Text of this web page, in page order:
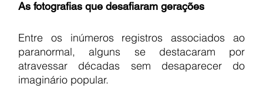
As fotografias que desafiaram gerações
Entre os inúmeros registros associados ao
paranormal, alguns se destacaram por
atravessar décadas sem desaparecer do
imaginário popular.